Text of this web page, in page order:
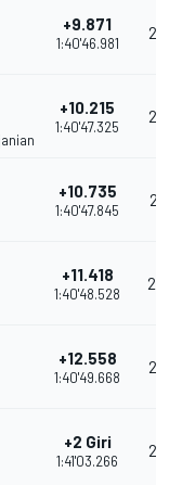
+9.871
1:40'46.981
+10.215
1:40'47.325
+10.735
1:40'47.845
+11.418
1:40'48.528
+12.558
1:40'49.668
+2 Giri
1:41'03.266